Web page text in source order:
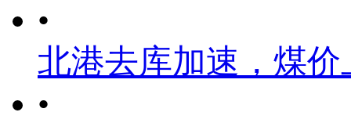
•
北港去库加速，煤
•